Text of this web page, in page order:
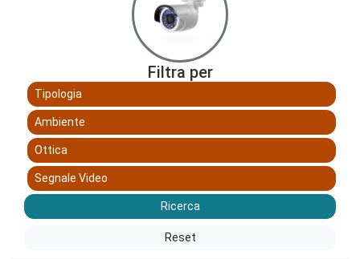
Filtra per
Tipologia
Ambiente
Ottica
Segnale Video
Ricerca
Reset